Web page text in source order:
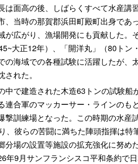
は面高の後、しばらくすべて水産講
、当時の那賀郡浜田町殿町出身で
が広がり、漁場開発にも貢献した
大正12年）、「開洋丸」（80ト
の海域での各種試験に活躍したが
れた。
中で建造された木造63トンの試験
連合軍のマッカーサー・ラインの
撃訓練場となった。この時期の水
、彼らの苦闘に満ちた陣頭指揮は
分場の設置等施設の拡充強化に努
年9月サンフランシスコ平和条約で